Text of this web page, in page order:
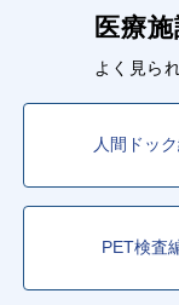
医療
よく見ら
人間ドッ
PET検査